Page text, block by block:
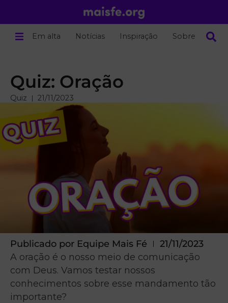
Em alta Notícias Inspiração Sobre nós
Quiz: Oração
Quiz 21/11/2023
Publicado por Equipe Mais Fé
21/11/2023
A oração é o nosso meio de comunicação
com Deus. Vamos testar nossos
conhecimentos sobre esse mandamento tão
importante?